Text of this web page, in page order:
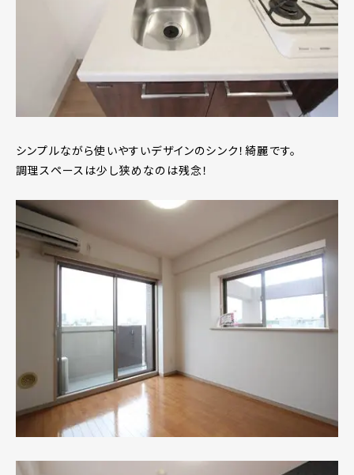
シンプルながら使いやすいデザインのシンク！綺麗です。
調理スペースは少し狭めなのは残念！